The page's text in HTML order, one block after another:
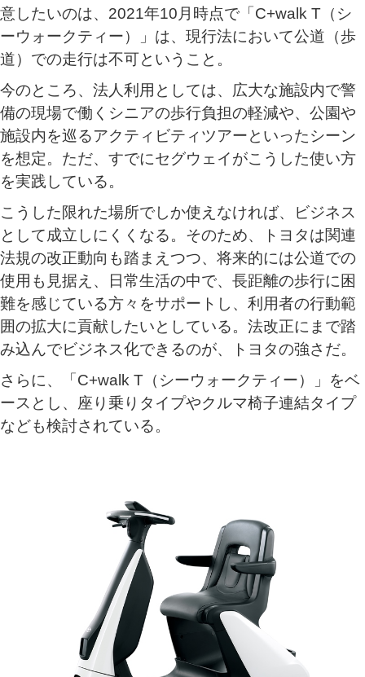
意したいのは、2021年10月時点で「C+walk T（シ
ーウォークティー）」は、現行法において公道（歩
道）での走行は不可ということ。
今のところ、法人利用としては、広大な施設内で警
備の現場で働くシニアの歩行負担の軽減や、公園や
施設内を巡るアクティビティツアーといったシーン
を想定。ただ、すでにセグウェイがこうした使い方
を実践している。
こうした限れた場所でしか使えなければ、ビジネス
として成立しにくくなる。そのため、トヨタは関連
法規の改正動向も踏まえつつ、将来的には公道での
使用も見据え、日常生活の中で、長距離の歩行に困
難を感じている方々をサポートし、利用者の行動範
囲の拡大に貢献したいとしている。法改正にまで踏
み込んでビジネス化できるのが、トヨタの強さだ。
さらに、「C+walk T（シーウォークティー）」をベ
ースとし、座り乗りタイプやクルマ椅子連結タイプ
なども検討されている。